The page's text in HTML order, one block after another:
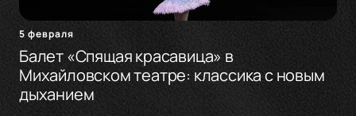
5 февраля
Балет «Спящая красавица» в
Михайловском театре: классика с новым
дыханием